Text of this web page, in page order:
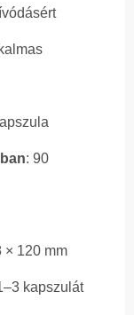
: 90
× 120 mm
kapszulát